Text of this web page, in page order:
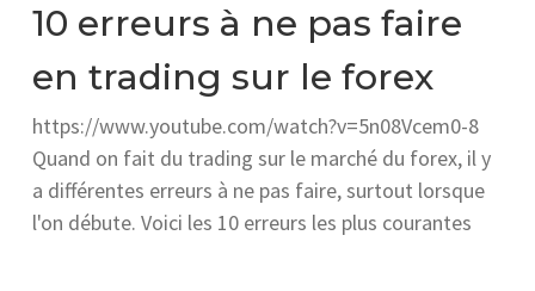
10 erreurs à ne pas faire
en trading sur le forex
https://www.youtube.com/watch?v=5n08Vcem0-8
Quand on fait du trading sur le marché du forex, il y
a différentes erreurs à ne pas faire, surtout lorsque
l'on débute. Voici les 10 erreurs les plus courantes